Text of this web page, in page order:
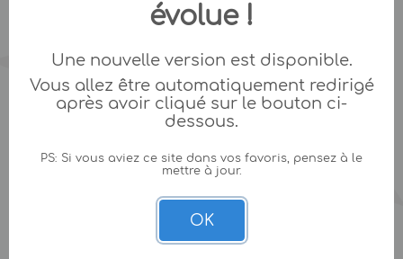
évolue !
Une nouvelle version est disponible.
Vous allez être automatiquement redirigé
après avoir cliqué sur le bouton ci-
dessous.
PS: Si vous aviez ce site dans vos favoris, pensez à le
mettre à jour.
OK